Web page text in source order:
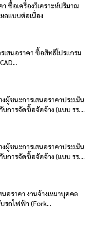
ซื้อเครื่องวิเคราะห์ปริมาณ
ลแบบต่อเนื่อง
สนอราคา ซื้อสิทธิโปรแกรม
งผู้ชนะการเสนอราคาประเมิน
บการจัดซื้อจัดจ้าง (แบบ รร....
งผู้ชนะการเสนอราคาประเมิน
บการจัดซื้อจัดจ้าง (แบบ รร....
อราคา งานจ้างเหมาบุคคล
รถไฟฟ้า (Fork...